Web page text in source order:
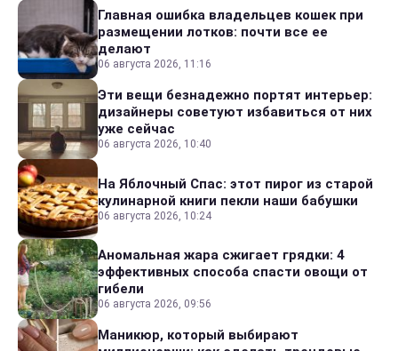
Главная ошибка владельцев кошек при
размещении лотков: почти все ее
делают
06 августа 2026, 11:16
Эти вещи безнадежно портят интерьер:
дизайнеры советуют избавиться от них
уже сейчас
06 августа 2026, 10:40
На Яблочный Спас: этот пирог из старой
кулинарной книги пекли наши бабушки
06 августа 2026, 10:24
Аномальная жара сжигает грядки: 4
эффективных способа спасти овощи от
гибели
06 августа 2026, 09:56
Маникюр, который выбирают